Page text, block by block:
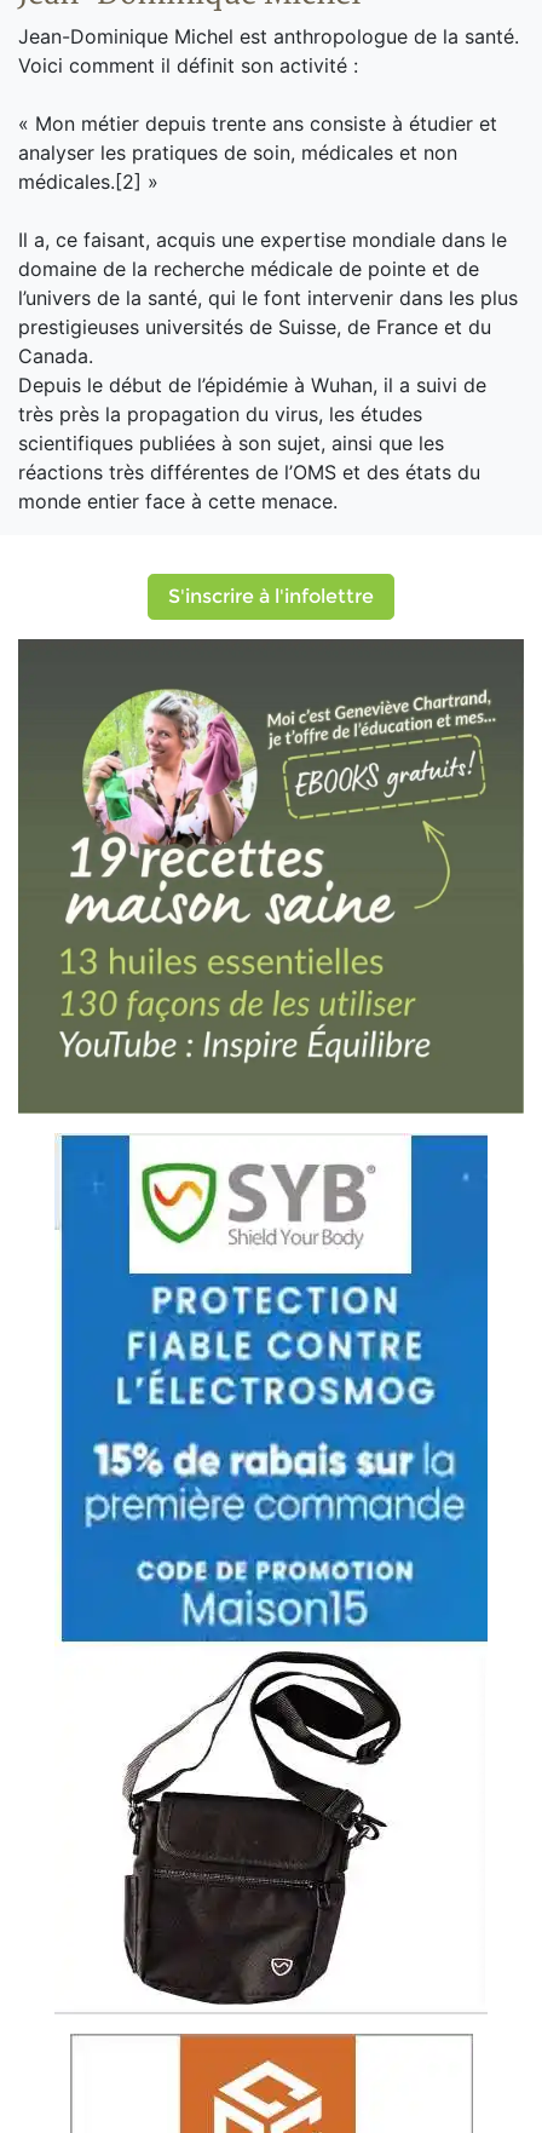
Jean-Dominique Michel est anthropologue de la santé.
Voici comment il définit son activité :
« Mon métier depuis trente ans consiste à étudier et
analyser les pratiques de soin, médicales et non
médicales.[2] »
Il a, ce faisant, acquis une expertise mondiale dans le
domaine de la recherche médicale de pointe et de
l’univers de la santé, qui le font intervenir dans les plus
prestigieuses universités de Suisse, de France et du
Canada.
Depuis le début de l’épidémie à Wuhan, il a suivi de
très près la propagation du virus, les études
scientifiques publiées à son sujet, ainsi que les
réactions très différentes de l’OMS et des états du
monde entier face à cette menace.
S'inscrire à l'infolettre